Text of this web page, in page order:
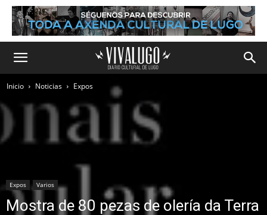
Inicio Noticias Expos
Expos Varios
Mostra de 80 pezas de olería da Terra